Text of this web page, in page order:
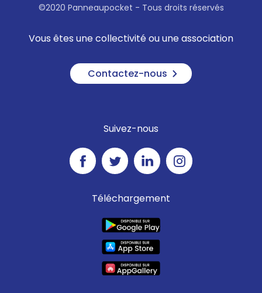
©2020 Panneaupocket - Tous droits réservés
Vous êtes une collectivité ou une association
Contactez-nous
Suivez-nous
Téléchargement